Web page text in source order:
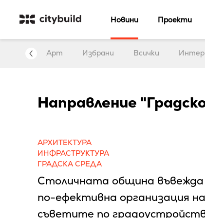
Новини Проекти
Арт Избрани Всички
Направление
АРХИТЕКТУРА
ИНФРАСТРУКТУРА
ГРАДСКА СРЕДА
Столичната община въвежда
по-ефективна организация на
съветите по